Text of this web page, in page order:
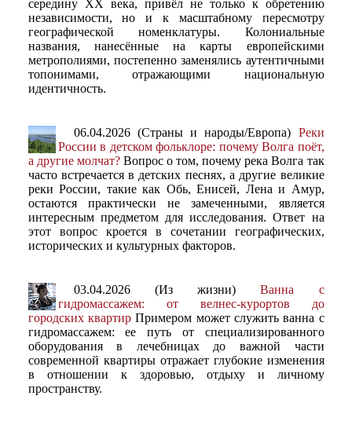
середину XX века, привёл не только к обретению
независимости, но и к масштабному пересмотру
географической номенклатуры. Колониальные
названия, нанесённые на карты европейскими
метрополиями, постепенно заменялись аутентичными
топонимами, отражающими национальную
идентичность.
06.04.2026 (Страны и народы/Европа) Реки
России в детском фольклоре: почему Волга поёт,
а другие молчат?Вопрос о том, почему река Волга так
часто встречается в детских песнях, а другие великие
реки России, такие как Обь, Енисей, Лена и Амур,
остаются практически не замеченными, является
интересным предметом для исследования. Ответ на
этот вопрос кроется в сочетании географических,
исторических и культурных факторов.
03.04.2026 (Из жизни)Ванна с
гидромассажем: от велнес-курортов до
городских квартирПримером может служить ванна с
гидромассажем: ее путь от специализированного
оборудования в лечебницах до важной части
современной квартиры отражает глубокие изменения
в отношении к здоровью, отдыху и личному
пространству.